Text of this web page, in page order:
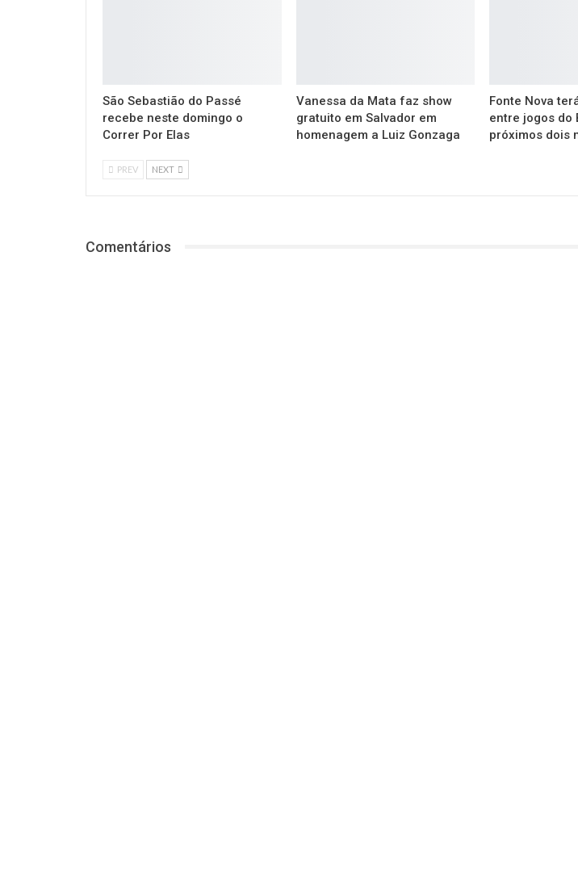
São Sebastião do Passé
recebe neste domingo o
Correr Por Elas
Vanessa da Mata faz show
gratuito em Salvador em
homenagem a Luiz Gonzaga
Fonte Nova
entre jogos do
próximos dois
PREV NEXT
Comentários